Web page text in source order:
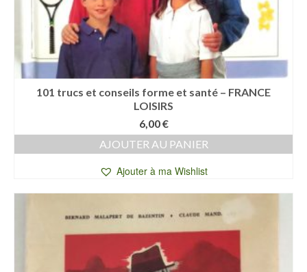
101 trucs et conseils forme et santé – FRANCE
LOISIRS
6,00€
AJOUTER AU PANIER
Ajouter à ma Wishlist